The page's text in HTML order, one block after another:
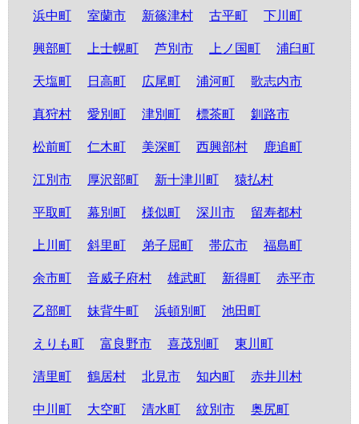
浜中町
室蘭市 新篠津村 古平町 下川町
興部町 上士幌町 芦別市 上ノ国町 浦臼町
天塩町 日高町 広尾町 浦河町 歌志内市
真狩村 愛別町 津別町 標茶町 釧路市
松前町 仁木町 美深町 西興部村 鹿追町
江別市 厚沢部町 新十津川町 猿払村
平取町 幕別町 様似町 深川市 留寿都村
上川町 斜里町 弟子屈町 帯広市 福島町
余市町 音威子府村 雄武町 新得町 赤平市
乙部町 妹背牛町 浜頓別町 池田町
えりも町 富良野市 喜茂別町 東川町
清里町 鶴居村 北見市 知内町 赤井川村
中川町 大空町 清水町 紋別市 奥尻町